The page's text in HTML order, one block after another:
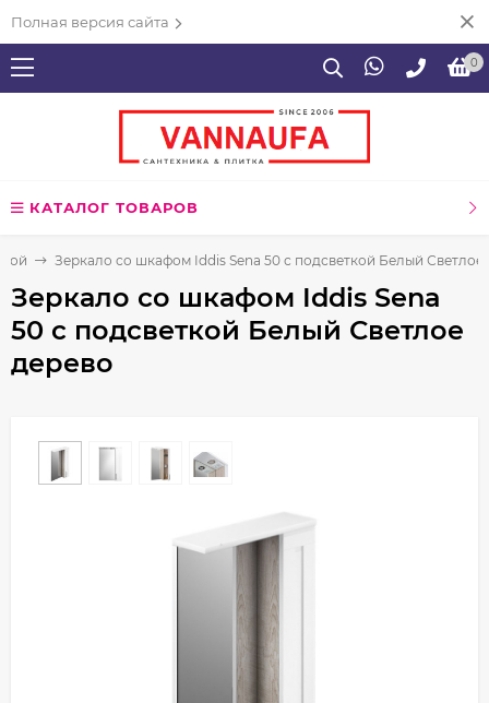
Полная версия сайта
0
КАТАЛОГ ТОВАРОВ
Зеркало со шкафом Iddis Sena 50 с подсветкой Белый Светлое
Зеркало со шкафом Iddis Sena
50 с подсветкой Белый Светлое
дерево